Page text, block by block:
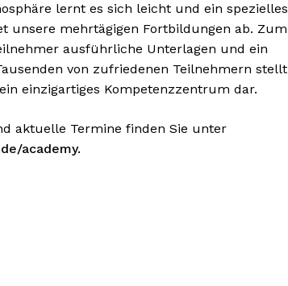
lernt es sich leicht und ein spezielles
unsere mehrtägigen Fortbildungen ab. Zum
ausführliche Unterlagen und ein
von zufriedenen Teilnehmern stellt
ein einzigartiges Kompetenzzentrum dar.
aktuelle Termine finden Sie unter
academy.